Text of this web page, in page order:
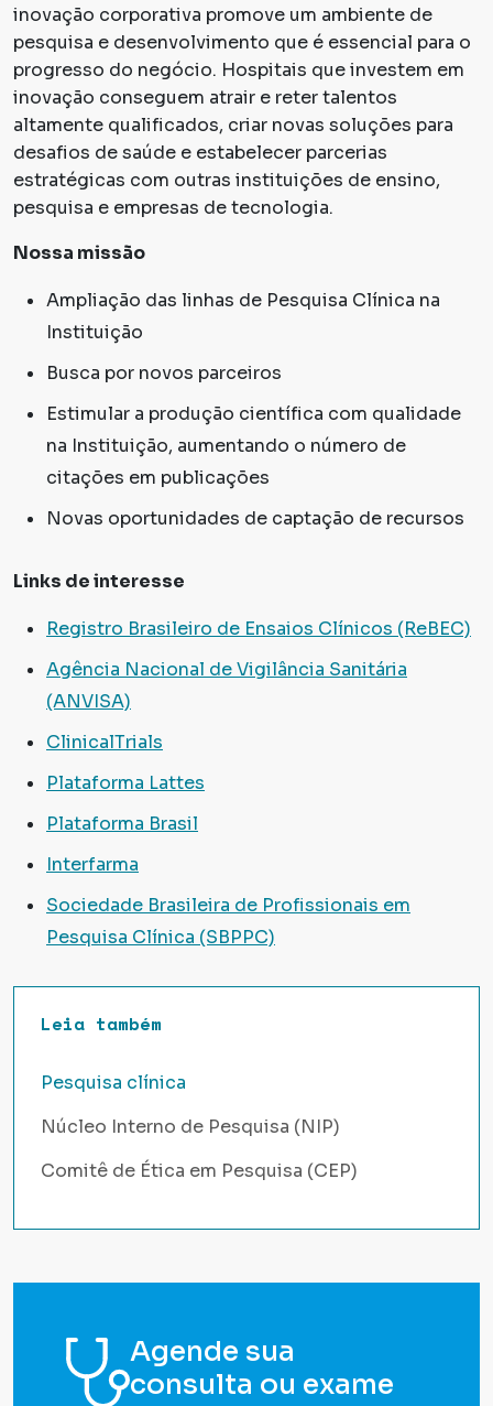
inovação corporativa promove um ambiente de
pesquisa e desenvolvimento que é essencial para o
progresso do negócio. Hospitais que investem em
inovação conseguem atrair e reter talentos
altamente qualificados, criar novas soluções para
desafios de saúde e estabelecer parcerias
estratégicas com outras instituições de ensino,
pesquisa e empresas de tecnologia.
Nossa missão
Ampliação das linhas de Pesquisa Clínica na
Instituição
Busca por novos parceiros
Estimular a produção científica com qualidade
na Instituição, aumentando o número de
citações em publicações
Novas oportunidades de captação de recursos
Links de interesse
Registro Brasileiro de Ensaios Clínicos (ReBEC)
Agência Nacional de Vigilância Sanitária
(ANVISA)
ClinicalTrials
Plataforma Lattes
Plataforma Brasil
Interfarma
Sociedade Brasileira de Profissionais em
Pesquisa Clínica (SBPPC)
Leia também
Pesquisa clínica
Núcleo Interno de Pesquisa (NIP)
Comitê de Ética em Pesquisa (CEP)
Agende sua
consulta ou exame